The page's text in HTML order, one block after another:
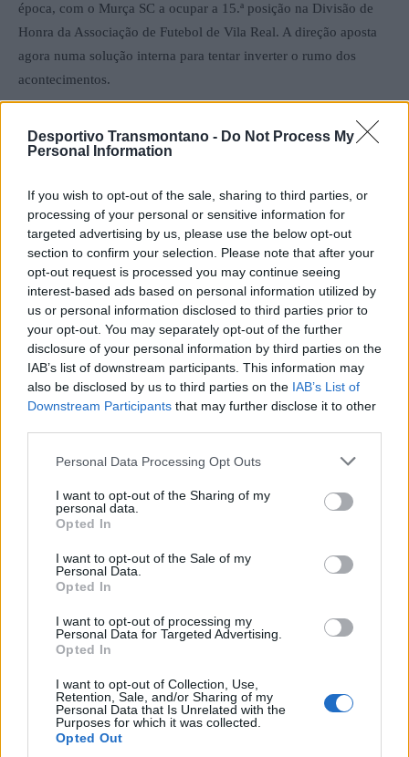
Desportivo Transmontano - Do Not Process My
Personal Information
If you wish to opt-out of the sale, sharing to third parties, or
processing of your personal or sensitive information for
targeted advertising by us, please use the below opt-out
section to confirm your selection. Please note that after your
opt-out request is processed you may continue seeing
interest-based ads based on personal information utilized by
us or personal information disclosed to third parties prior to
your opt-out. You may separately opt-out of the further
disclosure of your personal information by third parties on the
IAB’s list of downstream participants. This information may
also be disclosed by us to third parties on the IAB’s List of
Downstream Participants that may further disclose it to other
Personal Data Processing Opt Outs
I want to opt-out of the Sharing of my
personal data.
Opted In
I want to opt-out of the Sale of my
Personal Data.
Opted In
I want to opt-out of processing my
Personal Data for Targeted Advertising.
Opted In
I want to opt-out of Collection, Use,
Retention, Sale, and/or Sharing of my
Personal Data that Is Unrelated with the
Purposes for which it was collected.
Opted Out
época, com o Murça SC a ocupar a 15.ª posição na Divisão de
Honra da Associação de Futebol de Vila Real. A direção aposta
agora numa solução interna para tentar inverter o rumo dos
acontecimentos.
Silvério Rainho conhece bem a realidade do clube e dos
jogadores, fator que terá pesado na sua escolha. Já Carlos
assume um papel de maior proximidade com a equipa sénior,
reforçando a ligação entre os diferentes escalões do clube.
A nova equipa técnica inicia funções de imediato, com o
objetivo de preparar a próxima jornada da Divisão de Honra e
iniciar a recuperação na tabela classificativa.
Por Luis Roçadas
Artigo anterior
Ténis de mesa: Club de Vila
vice-campeão nacional em
Pares Sub-11
Próximo artigo
pela comunidade
Últimas notícias